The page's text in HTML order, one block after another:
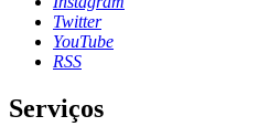
Twitter
YouTube
RSS
Serviços